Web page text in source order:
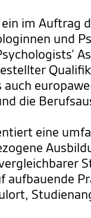
im Auftrag
und
die
eine
aufbauende